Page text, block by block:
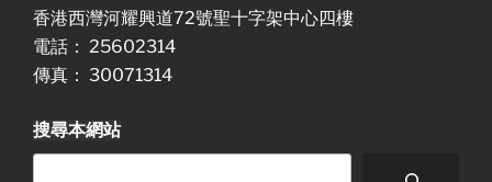
香港西灣河耀興道72號聖十字架中心四樓
電話： 25602314
傳真： 30071314
搜尋本網站